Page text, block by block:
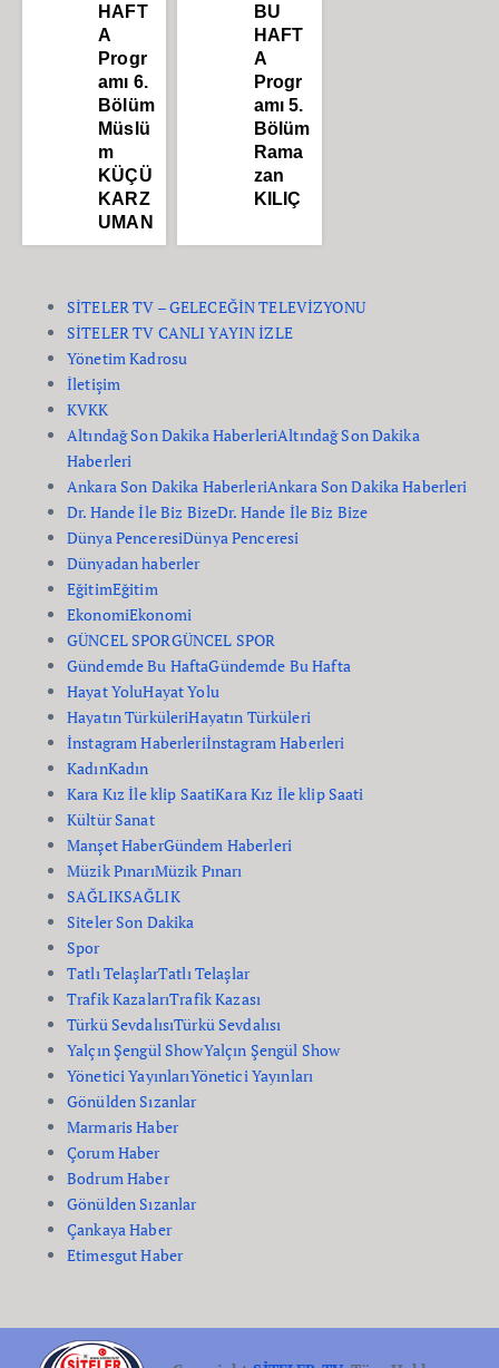
HAFT
A
Progr
amı 6.
Bölüm
Müslü
m
KÜÇÜ
KARZ
UMAN
BU
HAFT
A
Progr
amı 5.
Bölüm
Rama
zan
KILIÇ
SİTELER TV – GELECEĞİN TELEVİZYONU
SİTELER TV CANLI YAYIN İZLE
Yönetim Kadrosu
İletişim
KVKK
Altındağ Son Dakika HaberleriAltındağ Son Dakika
Haberleri
Ankara Son Dakika HaberleriAnkara Son Dakika Haberleri
Dr. Hande İle Biz BizeDr. Hande İle Biz Bize
Dünya PenceresiDünya Penceresi
Dünyadan haberler
EğitimEğitim
EkonomiEkonomi
GÜNCEL SPORGÜNCEL SPOR
Gündemde Bu HaftaGündemde Bu Hafta
Hayat YoluHayat Yolu
Hayatın TürküleriHayatın Türküleri
İnstagram Haberleriİnstagram Haberleri
KadınKadın
Kara Kız İle klip SaatiKara Kız İle klip Saati
Kültür Sanat
Manşet HaberGündem Haberleri
Müzik PınarıMüzik Pınarı
SAĞLIKSAĞLIK
Siteler Son Dakika
Spor
Tatlı TelaşlarTatlı Telaşlar
Trafik KazalarıTrafik Kazası
Türkü SevdalısıTürkü Sevdalısı
Yalçın Şengül ShowYalçın Şengül Show
Yönetici YayınlarıYönetici Yayınları
Gönülden Sızanlar
Marmaris Haber
Çorum Haber
Bodrum Haber
Gönülden Sızanlar
Çankaya Haber
Etimesgut Haber